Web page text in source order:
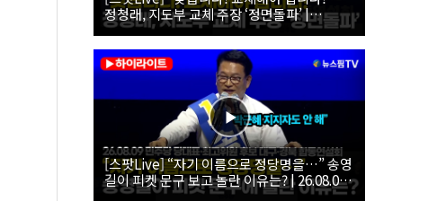
정청래, 지도부 교체 주장 ‘정면돌파’ |
26.08.09 더불어민주당 당대표·최고위원 후
보 대구·경북 합동연설회
[스팟Live] “자기 이름으로 정당명을…” 송영
길이 피켓 문구 보고 놀란 이유는? | 26.08.09
더불어민주당 당대표·최고위원 후보 대구·경